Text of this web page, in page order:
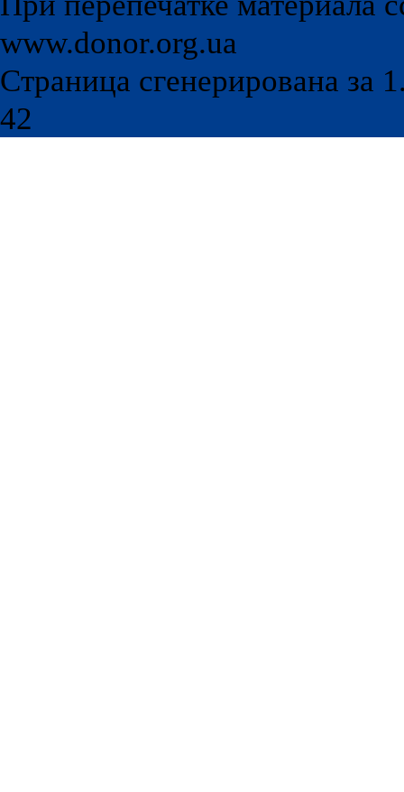
www.donor.org.ua
Страница сгенерирована за
42